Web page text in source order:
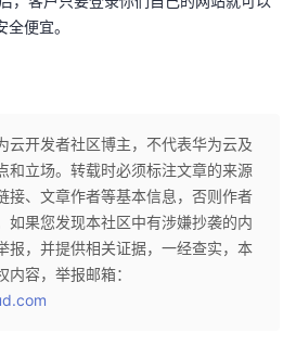
便宜。
云开发者社区博主，不代表华为云及
和立场。转载时必须标注文章的来源
接、文章作者等基本信息，否则作者
如果您发现本社区中有涉嫌抄袭的内
报，并提供相关证据，一经查实，本
容，举报邮箱：